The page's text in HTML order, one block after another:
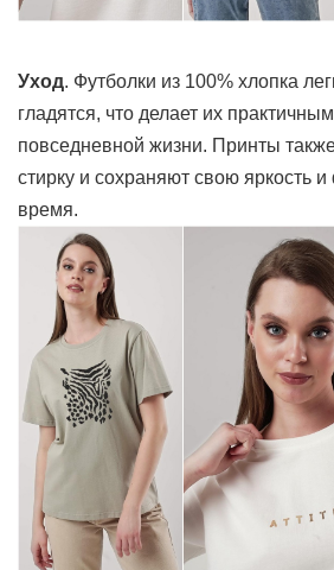
Уход. Футболки из 100% хлопка
гладятся, что делает их
повседневной жизни. Принты
стирку и сохраняют свою яркость
время.